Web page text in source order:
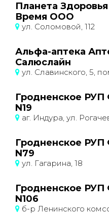
Планета
Время ООО
ул. Соломовой, 112
Альфа-аптека
Салюслайн
ул. Славинского, 5,
Гродненское РУП
N19
аг. Индура, ул.
Гродненское РУП
N79
ул. Гагарина, 18
Гродненское РУП
N106
б-р Ленинского